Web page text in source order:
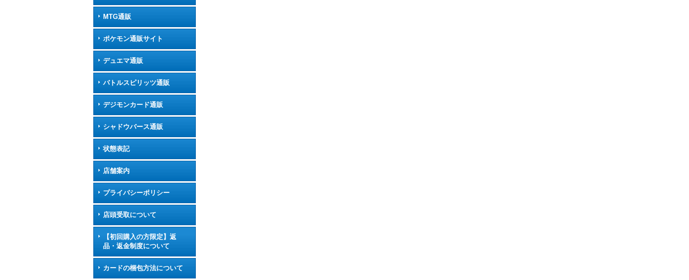
MTG通販
ポケモン通販サイト
デュエマ通販
バトルスピリッツ通販
デジモンカード通販
シャドウバース通販
状態表記
店舗案内
プライバシーポリシー
店頭受取について
【初回購入の方限定】返
品・返金制度について
カードの梱包方法について